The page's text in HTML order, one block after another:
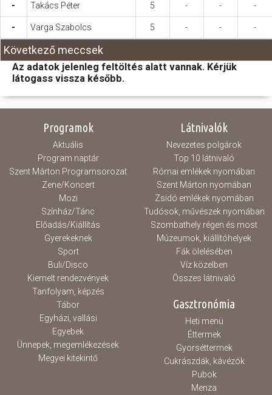
- Takács Péter 5 - - -
- Varga Szabolcs 5 - - -
Következő meccsek
Az adatok jelenleg feltöltés alatt vannak. Kérjük
látogass vissza később.
Programok
Aktuális
Program naptár
Szent Márton Programsorozat
Zene/Koncert
Mozi
Színház/Tánc
Előadás/Kiállítás
Gyerekeknek
Sport
Buli/Disco
Kiemelt rendezvények
Tanfolyam, képzés
Tábor
Egyházi, vallási
Egyebek
Ünnepek, megemlékezések
Megyei kitekintő
Látnivalók
Nevezetes polgárok
Top 10 látnivaló
Római emlékek nyomában
Szent Márton nyomában
Zsidó emlékek nyomában
Tudósok, művészek nyomában
Szombathely régen és most
Múzeumok, kiállítóhelyek
Fák ölelésében
Víz közelben
Összes látnivaló
Gasztronómia
Heti menü
Éttermek
Gyorséttermek
Cukrászdák, kávézók
Pubok
Menza